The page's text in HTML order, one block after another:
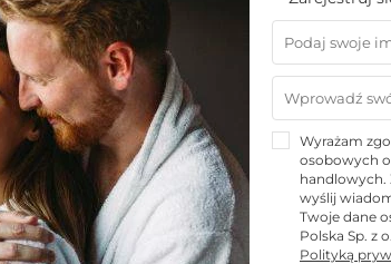
» Wakacje w Polsce – uroki morza, gór i
gór i Mazur
Udostępnij znajomym!
Wyrażam
osobowych
handlowych.
wyślij
Twoje dane
Polska Sp. z
Polityką